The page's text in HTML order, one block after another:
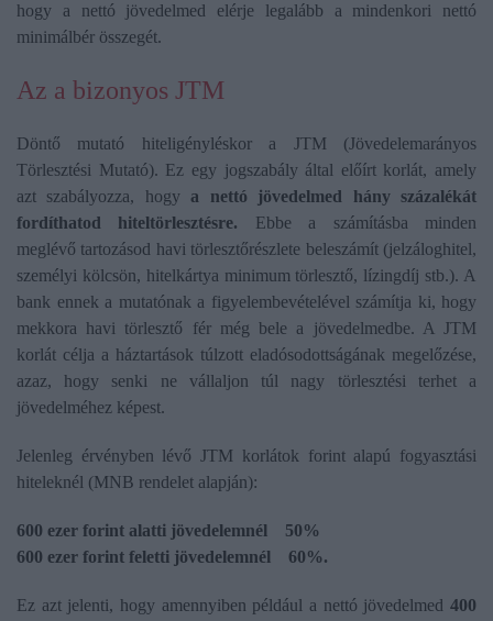
hogy a nettó jövedelmed elérje legalább a mindenkori nettó
minimálbér összegét.
Az a bizonyos JTM
Döntő mutató hiteligényléskor a JTM (Jövedelemarányos
Törlesztési Mutató). Ez egy jogszabály által előírt korlát, amely
azt szabályozza, hogy a nettó jövedelmed hány százalékát
fordíthatod hiteltörlesztésre. Ebbe a számításba minden
meglévő tartozásod havi törlesztőrészlete beleszámít (jelzáloghitel,
személyi kölcsön, hitelkártya minimum törlesztő, lízingdíj stb.). A
bank ennek a mutatónak a figyelembevételével számítja ki, hogy
mekkora havi törlesztő fér még bele a jövedelmedbe. A JTM
korlát célja a háztartások túlzott eladósodottságának megelőzése,
azaz, hogy senki ne vállaljon túl nagy törlesztési terhet a
jövedelméhez képest.
Jelenleg érvényben lévő JTM korlátok forint alapú fogyasztási
hiteleknél (MNB rendelet alapján):
600 ezer forint alatti jövedelemnél 50%
600 ezer forint feletti jövedelemnél 60%.
Ez azt jelenti, hogy amennyiben például a nettó jövedelmed 400